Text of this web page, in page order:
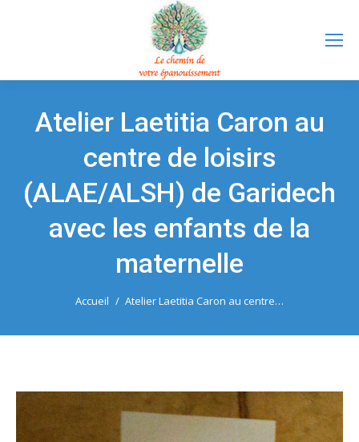
Atelier Laetitia Caron au
centre de loisirs
(ALAE/ALSH) de Garidech
avec les enfants de la
maternelle
Vous êtes ici :Accueil Atelier Laetitia Caron au centre…